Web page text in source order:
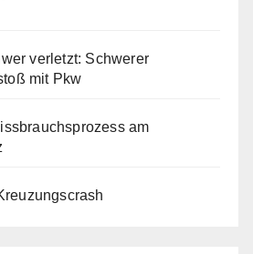
verletzt: Schwerer
mit Pkw
am